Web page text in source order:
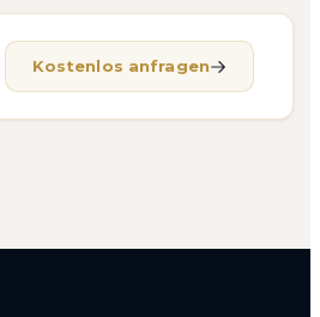
Kostenlos anfragen